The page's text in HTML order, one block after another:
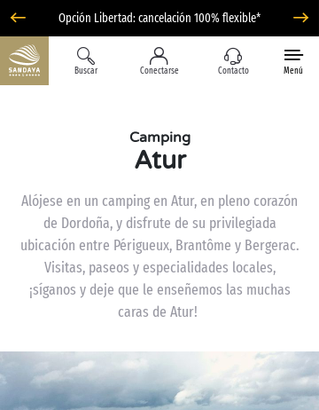
Opción Libertad: cancelación 100% flexible*
Buscar Conectarse Contacto Menú
Camping
Atur
Alójese en un camping en Atur, en pleno corazón
de Dordoña, y disfrute de su privilegiada
ubicación entre Périgueux, Brantôme y Bergerac.
Visitas, paseos y especialidades locales,
¡síganos y deje que le enseñemos las muchas
caras de Atur!